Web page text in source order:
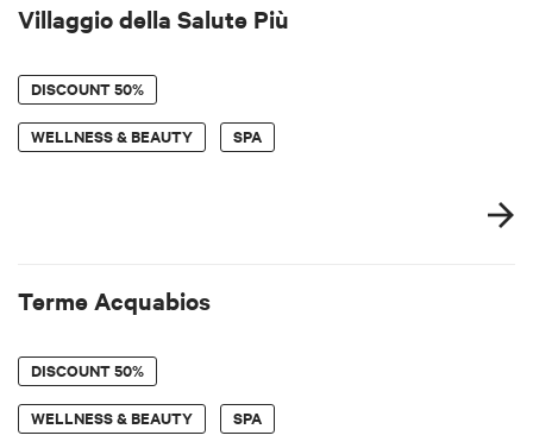
Villaggio della Salute Più
DISCOUNT50%
WELLNESS & BEAUTY SPA
Terme Acquabios
DISCOUNT50%
WELLNESS & BEAUTY SPA